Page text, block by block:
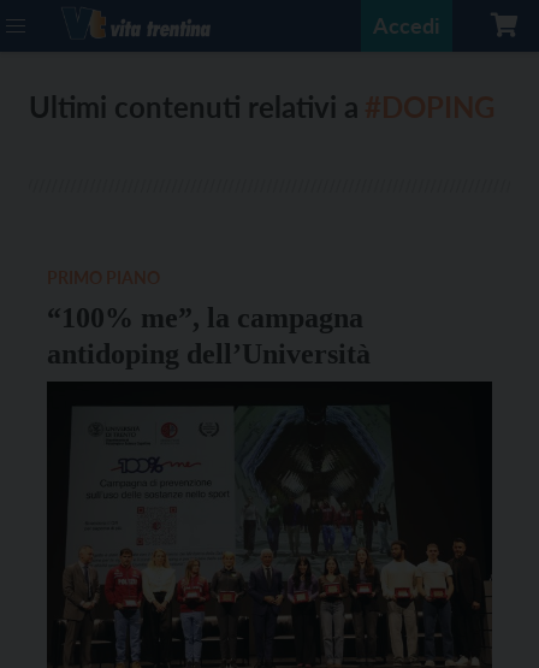
Accedi
Ultimi contenuti relativi a
“100% me”, la campagna
antidoping dell’Università